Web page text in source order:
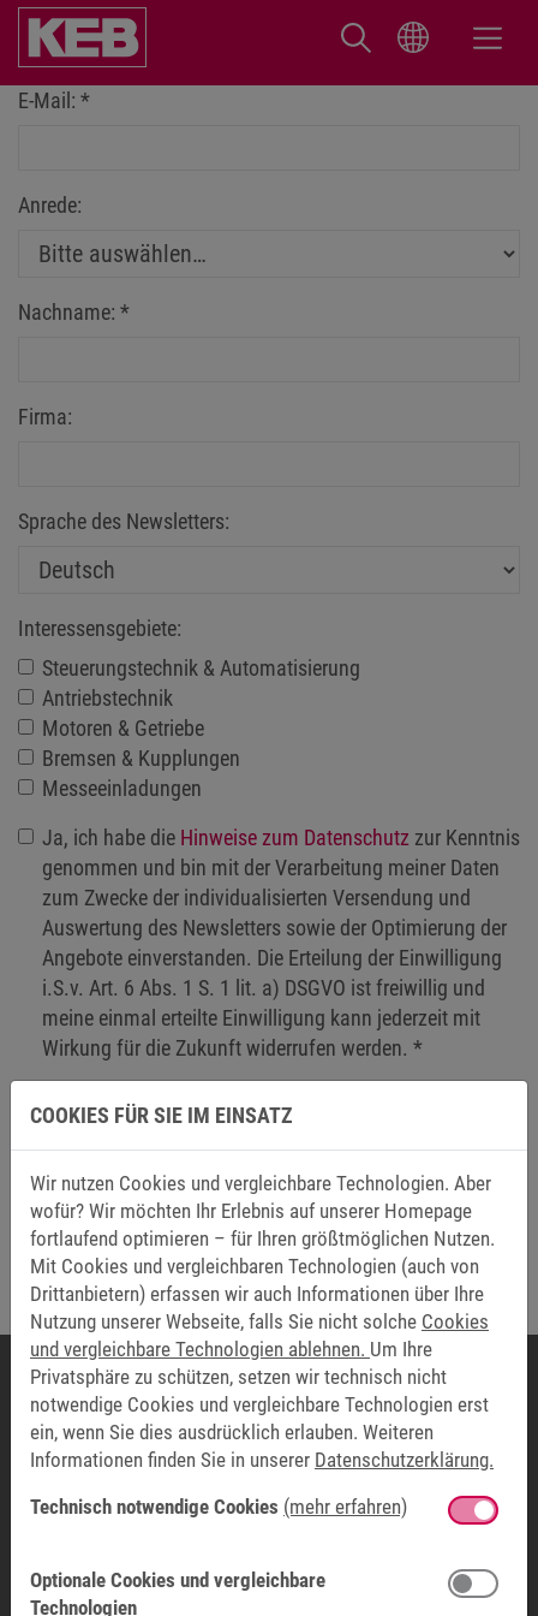
E-Mail: *
Anrede:
Nachname: *
Firma:
Sprache des Newsletters:
Interessensgebiete:
Steuerungstechnik & Automatisierung
Antriebstechnik
Motoren & Getriebe
Bremsen & Kupplungen
Messeeinladungen
Ja, ich habe die Hinweise zum Datenschutz zur Kenntnis
genommen und bin mit der Verarbeitung meiner Daten
zum Zwecke der individualisierten Versendung und
Auswertung des Newsletters sowie der Optimierung der
Angebote einverstanden. Die Erteilung der Einwilligung
i.S.v. Art. 6 Abs. 1 S. 1 lit. a) DSGVO ist freiwillig und
meine einmal erteilte Einwilligung kann jederzeit mit
Wirkung für die Zukunft widerrufen werden. *
Abschicken
Friendly Captcha
Die mit * markierten Felder sind Pflichtfelder.
UNTERNEHMENSZENTRALE
KEB Automation KG
Südstraße 38
COOKIES FÜR SIE IM EINSATZ
Wir nutzen Cookies und vergleichbare Technologien. Aber
wofür? Wir möchten Ihr Erlebnis auf unserer Homepage
fortlaufend optimieren – für Ihren größtmöglichen Nutzen.
Mit Cookies und vergleichbaren Technologien (auch von
Drittanbietern) erfassen wir auch Informationen über Ihre
Nutzung unserer Webseite, falls Sie nicht solche Cookies
und vergleichbare Technologien ablehnen. Um Ihre
Privatsphäre zu schützen, setzen wir technisch nicht
notwendige Cookies und vergleichbare Technologien erst
ein, wenn Sie dies ausdrücklich erlauben. Weiteren
Informationen finden Sie in unserer Datenschutzerklärung.
Technisch notwendige Cookies (mehr erfahren)
Optionale Cookies und vergleichbare
Technologien